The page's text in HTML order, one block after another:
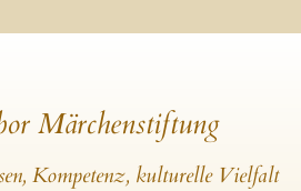
Märchenstiftung
Kompetenz, kulturelle Vielfalt